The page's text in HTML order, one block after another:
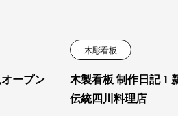
ープン
木彫看板
木製看板 制作日記 1
伝統四川料理店